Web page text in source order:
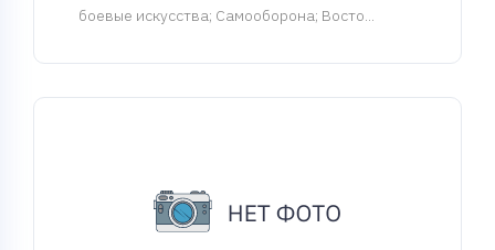
боевые искусства; Самооборона; Восто...